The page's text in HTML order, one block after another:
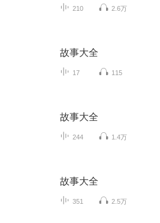
210 2.6万
故事大全
17 115
故事大全
244 1.4万
故事大全
351 2.5万